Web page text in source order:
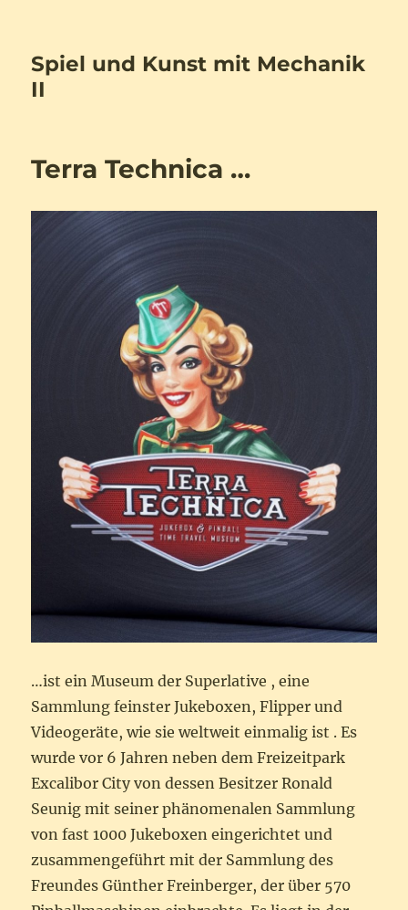
Spiel und Kunst mit Mechanik
II
Terra Technica …
…ist ein Museum der Superlative , eine
Sammlung feinster Jukeboxen, Flipper und
Videogeräte, wie sie weltweit einmalig ist . Es
wurde vor 6 Jahren neben dem Freizeitpark
Excalibor City von dessen Besitzer Ronald
Seunig mit seiner phänomenalen Sammlung
von fast 1000 Jukeboxen eingerichtet und
zusammengeführt mit der Sammlung des
Freundes Günther Freinberger, der über 570